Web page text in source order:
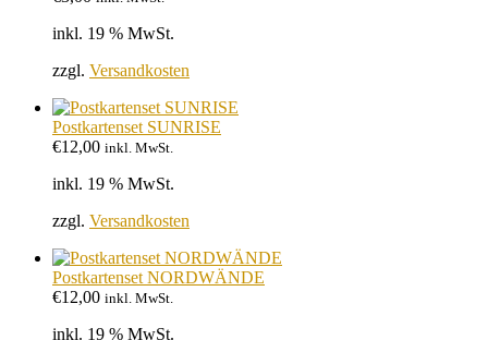
inkl. 19 % MwSt.
zzgl. Versandkosten
Postkartenset SUNRISE
€12,00 inkl. MwSt.
inkl. 19 % MwSt.
zzgl. Versandkosten
Postkartenset NORDWÄNDE
€12,00 inkl. MwSt.
inkl. 19 % MwSt.